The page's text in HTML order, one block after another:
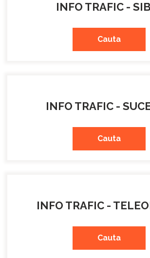
INFO TRAFIC -
Cauta
INFO TRAFIC -
Cauta
INFO TRAFIC -
Cauta